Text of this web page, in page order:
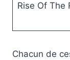
Rise Of The
Chacun de